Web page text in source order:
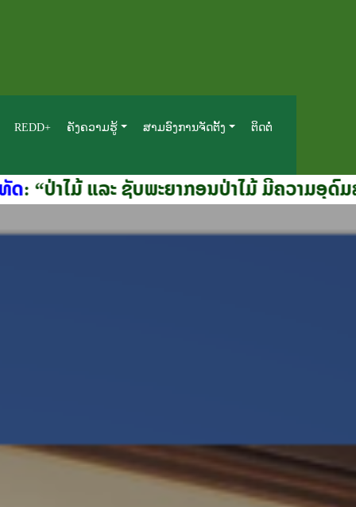
REDD+ ຄັງຄວາມຮູ້ ສາມອົງການຈັດຕັ້ງ ຕິດຕໍ່
ະ ຊັບພະຍາກອນປ່າໄມ້ ມີຄວາມອຸດົມສົມບູນ ເປັນ